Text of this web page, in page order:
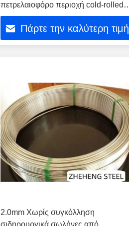
πετρελαιοφόρο περιοχή cold-rolled
που ενώνεται στενά
Πάρτε την καλύτερη τιμή
2.0mm Χωρίς συγκόλληση
σιδηρουργικά σωλήνες από